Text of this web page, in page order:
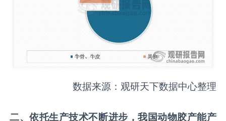
数据来源：观研天下数据中心整理
二、依托生产技术不断进步 ，我国动物胶产能产